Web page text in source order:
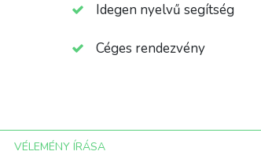
Idegen nyelvű segítség
Céges rendezvény
VÉLEMÉNY ÍRÁSA